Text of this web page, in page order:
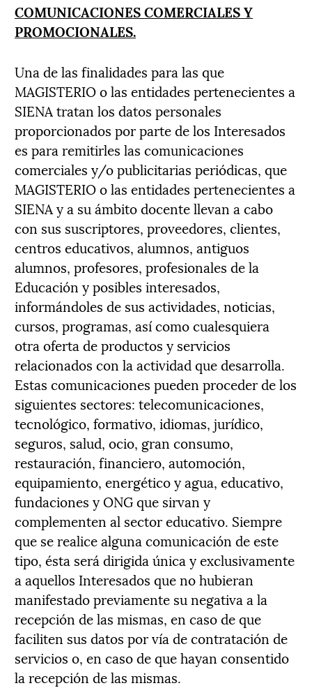
COMUNICACIONES COMERCIALES Y
PROMOCIONALES.
Una de las finalidades para las que
MAGISTERIO o las entidades pertenecientes a
SIENA tratan los datos personales
proporcionados por parte de los Interesados
es para remitirles las comunicaciones
comerciales y/o publicitarias periódicas, que
MAGISTERIO o las entidades pertenecientes a
SIENA y a su ámbito docente llevan a cabo
con sus suscriptores, proveedores, clientes,
centros educativos, alumnos, antiguos
alumnos, profesores, profesionales de la
Educación y posibles interesados,
informándoles de sus actividades, noticias,
cursos, programas, así como cualesquiera
otra oferta de productos y servicios
relacionados con la actividad que desarrolla.
Estas comunicaciones pueden proceder de los
siguientes sectores: telecomunicaciones,
tecnológico, formativo, idiomas, jurídico,
seguros, salud, ocio, gran consumo,
restauración, financiero, automoción,
equipamiento, energético y agua, educativo,
fundaciones y ONG que sirvan y
complementen al sector educativo. Siempre
que se realice alguna comunicación de este
tipo, ésta será dirigida única y exclusivamente
a aquellos Interesados que no hubieran
manifestado previamente su negativa a la
recepción de las mismas, en caso de que
faciliten sus datos por vía de contratación de
servicios o, en caso de que hayan consentido
la recepción de las mismas.